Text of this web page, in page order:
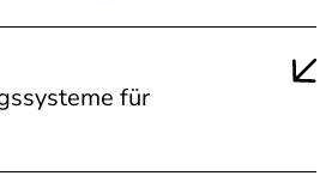
für
für Solarparks